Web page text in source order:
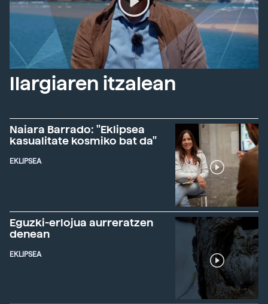
Ilargiaren itzalean
Naiara Barrado: "Eklipsea
kasualitate kosmiko bat da"
EKLIPSEA
Eguzki-erlojua aurreratzen
denean
EKLIPSEA